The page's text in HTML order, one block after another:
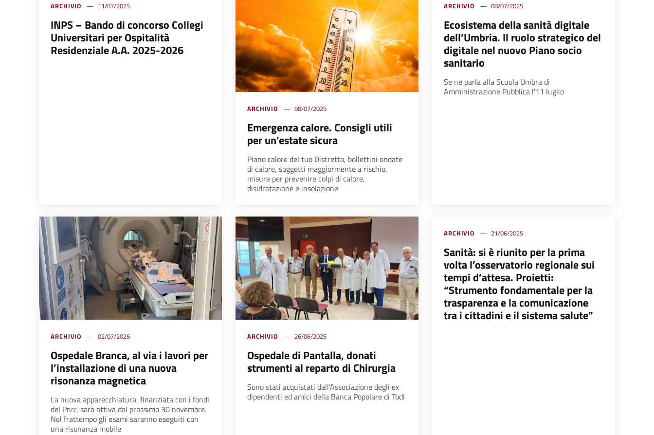
ARCHIVIO 11/07/2025
INPS – Bando di concorso Collegi
Universitari per Ospitalità
Residenziale A.A. 2025-2026
ARCHIVIO 08/07/2025
Emergenza calore. Consigli utili
per un’estate sicura
Piano calore del tuo Distretto, bollettini ondate
di calore, soggetti maggiormente a rischio,
misure per prevenire colpi di calore,
disidratazione e insolazione
ARCHIVIO 08/07/2025
Ecosistema della sanità digitale
dell’Umbria. Il ruolo strategico del
digitale nel nuovo Piano socio
sanitario
Se ne parla alla Scuola Umbra di
Amministrazione Pubblica l'11 luglio
ARCHIVIO 02/07/2025
Ospedale Branca, al via i lavori per
l’installazione di una nuova
risonanza magnetica
La nuova apparecchiatura, finanziata con i fondi
del Pnrr, sarà attiva dal prossimo 30 novembre.
Nel frattempo gli esami saranno eseguiti con
una risonanza mobile
ARCHIVIO 26/06/2025
Ospedale di Pantalla, donati
strumenti al reparto di Chirurgia
Sono stati acquistati dall'Associazione degli ex
dipendenti ed amici della Banca Popolare di Todi
ARCHIVIO 21/06/2025
Sanità: si è riunito per la prima
volta l’osservatorio regionale sui
tempi d’attesa. Proietti:
“Strumento fondamentale per la
trasparenza e la comunicazione
tra i cittadini e il sistema salute”